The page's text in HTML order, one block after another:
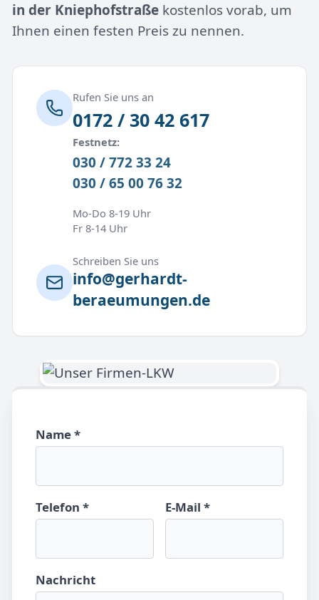
in der Kniephofstraßekostenlos vorab, um
Ihnen einen festen Preis zu nennen.
Rufen Sie uns an
0172 / 30 42 617
Festnetz:
030 / 772 33 24
030 / 65 00 76 32
Mo-Do 8-19 Uhr
Fr 8-14 Uhr
Schreiben Sie uns
info@gerhardt-
beraeumungen.de
Name *
Telefon * E-Mail *
Nachricht